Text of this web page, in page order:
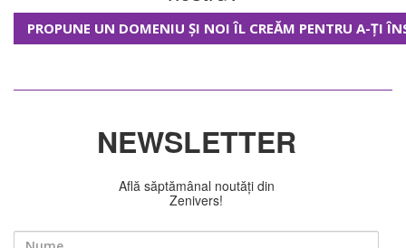
PROPUNE UN DOMENIU ȘI NOI ÎL CREĂM PENTRU A-ȚI
NEWSLETTER
Află săptămânal noutăți din
Zenivers!